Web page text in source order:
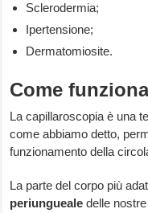
Sclerodermia;
Ipertensione;
Dermatomiosite.
Come
La capillaroscopia è una
come abbiamo detto,
funzionamento della
La parte del corpo più
periungueale delle